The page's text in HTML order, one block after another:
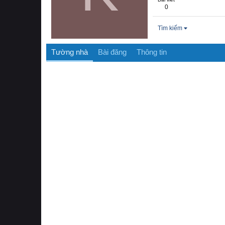
0
Tìm kiếm
Tường nhà Bài đăng Thông tin